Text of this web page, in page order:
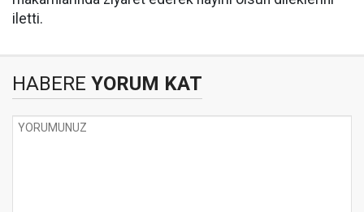
iletti.
HABERE YORUM KAT